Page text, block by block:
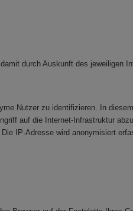
durch Auskunft des jeweiligen
Nutzer zu identifizieren. In
auf die Internet-Infrastruktur
IP-Adresse wird anonymisiert